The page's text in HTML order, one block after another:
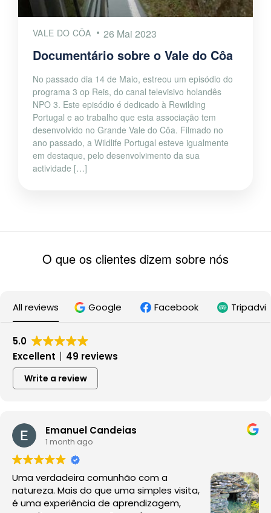
VALE DO CÔA 26 Mai 2023
Documentário sobre o Vale do Côa
No passado dia 14 de Maio, estreou um episódio do
programa 3 op Reis, do canal televisivo holandês
NPO 3. Este episódio é dedicado à Rewilding
Portugal e ao trabalho que esta associação tem
desenvolvido no Grande Vale do Côa. Filmado no
ano passado, a Wildlife Portugal esteve igualmente
em destaque, pelo desenvolvimento da sua
actividade […]
O que os clientes dizem sobre nós
All reviews Google Facebook
5.0
Excellent
49 reviews
Write a review
Emanuel Candeias
1 month ago
Uma verdadeira comunhão com a
natureza. Mais do que uma simples visita,
é uma experiência de aprendizagem,